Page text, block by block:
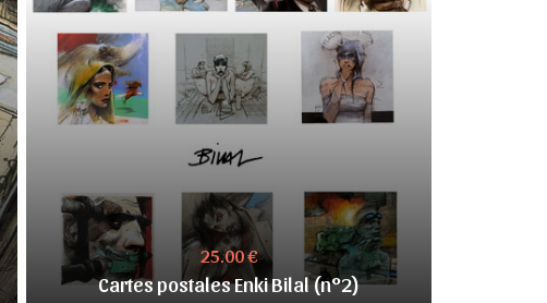
25.00 €
Cartes postales Enki Bilal (n°2)